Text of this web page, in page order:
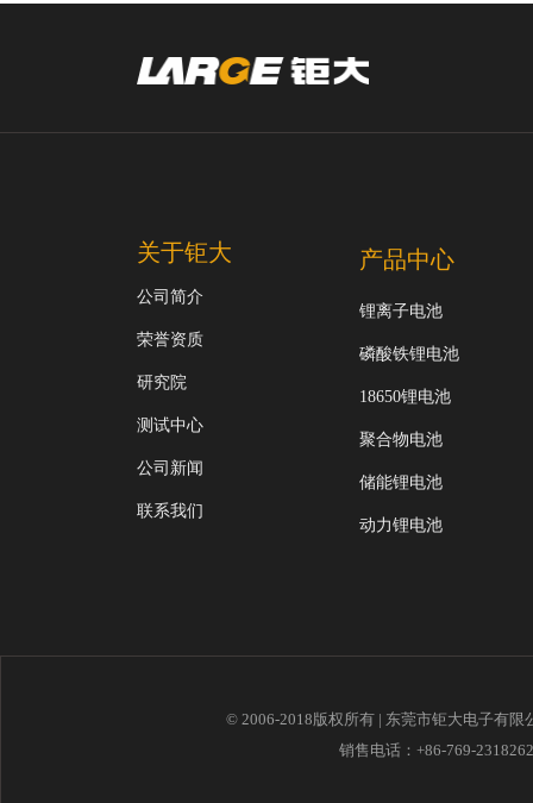
关于钜大
公司简介
荣誉资质
研究院
测试中心
公司新闻
联系我们
产品中心
锂离子电池
磷酸铁锂电池
18650锂电池
聚合物电池
储能锂电池
动力锂电池
© 2006-2018版权所有 | 东莞市钜大电子有
销售电话：+86-769-